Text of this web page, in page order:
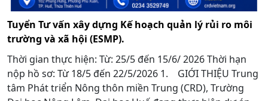
Tuyển Tư vấn xây dựng Kế hoạch quản lý rủi ro môi
trường và xã hội (ESMP).
Thời gian thực hiện: Từ: 25/5 đến 15/6/ 2026 Thời hạn
nộp hồ sơ: Từ 18/5 đến 22/5/2026 1. GIỚI THIỆU Trung
tâm Phát triển Nông thôn miền Trung (CRD), Trường